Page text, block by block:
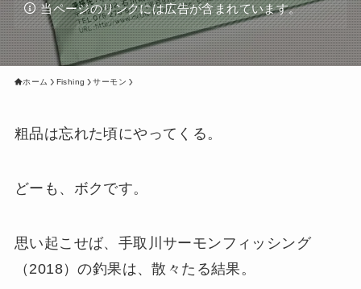
当ページのリンクには広告が含まれています。
ホーム Fishing サーモン
粗品は忘れた頃にやってくる。
どーも、ボクです。
思い起こせば、手取川サーモンフィッシング
（2018）の釣果は、散々たる結果。